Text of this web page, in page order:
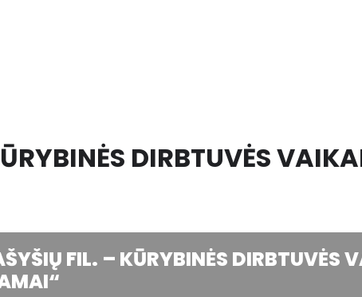
DIRBTUVĖS
FIL. – KŪRYBINĖS DIRBTUVĖS